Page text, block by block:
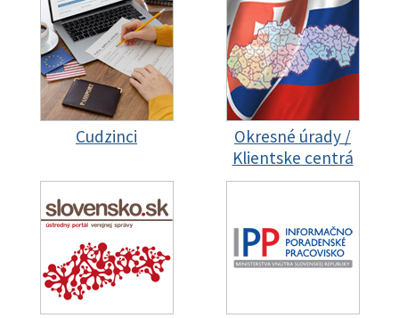
Cudzinci
Okresné úrady /
Klientske centrá